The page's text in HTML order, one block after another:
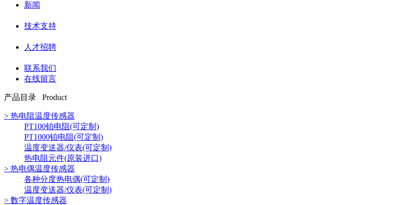
新闻
技术支持
人才招聘
联系我们
在线留言
产品目录 Product
> 热电阻温度传感器
PT100铂电阻(可定制)
PT1000铂电阻(可定制)
温度变送器/仪表(可定制)
热电阻元件(原装进口)
> 热电偶温度传感器
各种分度热电偶(可定制)
温度变送器/仪表(可定制)
> 数字温度传感器